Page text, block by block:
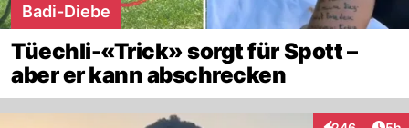
Badi-Diebe
Tüechli-«Trick» sorgt für Spott –
aber er kann abschrecken